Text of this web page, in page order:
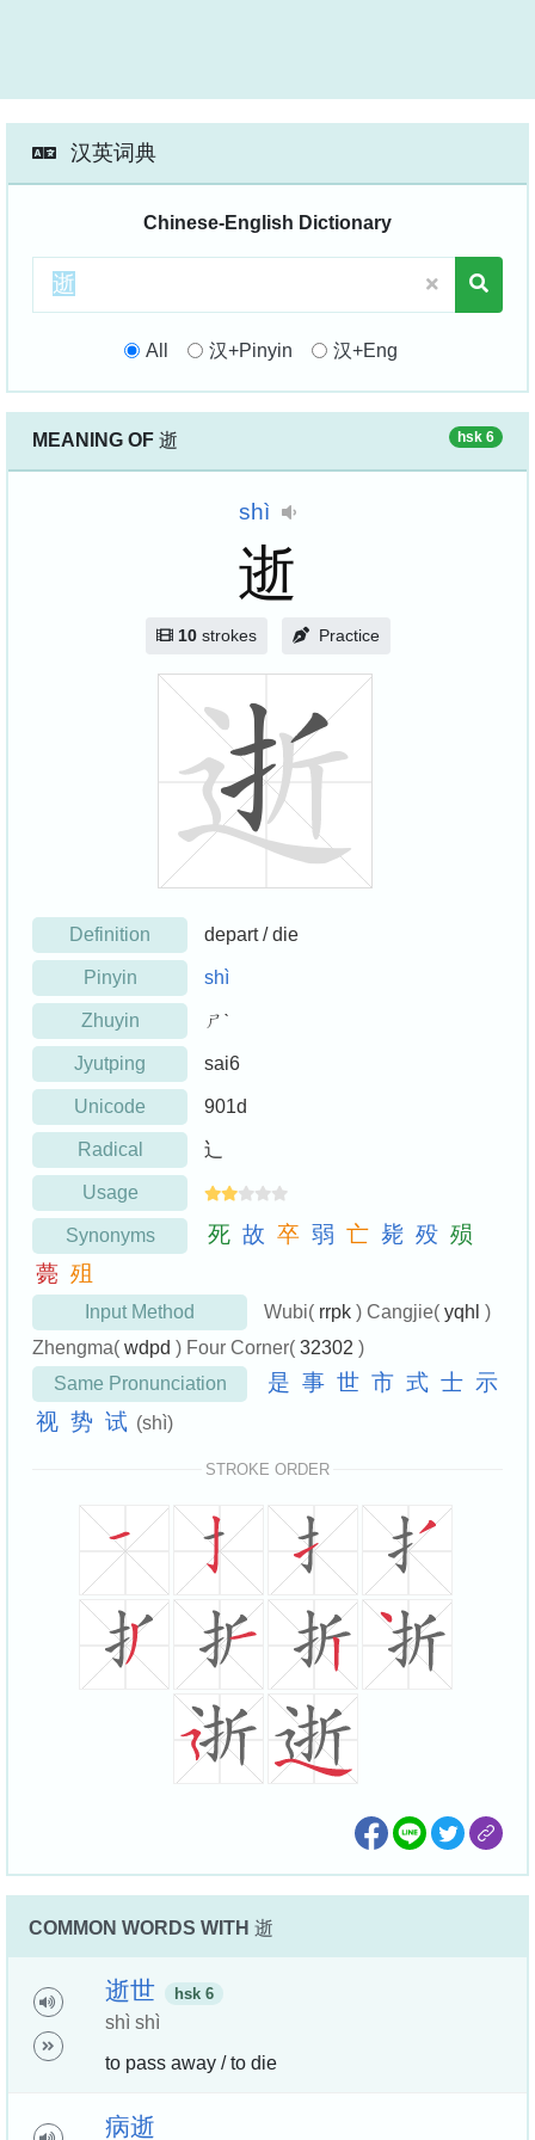
汉英词典
Chinese-English Dictionary
All 汉+Pinyin 汉+Eng
MEANING OF 逝 hsk 6
shì
逝
10strokes Practice
Definition depart / die
Pinyin shì
Zhuyin ㄕˋ
Jyutping sai6
Unicode 901d
Radical 辶
Usage
Synonyms 死 故 卒 弱 亡 毙 殁 殒
薨 殂
Input Method Wubi( rrpk ) Cangjie( yqhl )
Zhengma( wdpd ) Four Corner( 32302 )
Same Pronunciation
是 事 世 市 式 士 示
视 势 试 (shì)
STROKE ORDER
COMMON WORDS WITH 逝
逝世 hsk 6
shì shì
to pass away / to die
病逝